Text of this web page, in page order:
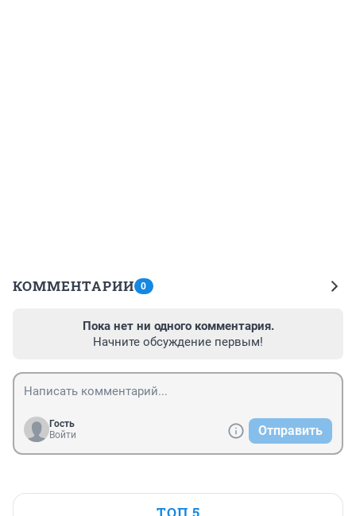
КОММЕНТАРИИ 0
Пока нет ни одного комментария.
Начните обсуждение первым!
Гость
Войти
Отправить